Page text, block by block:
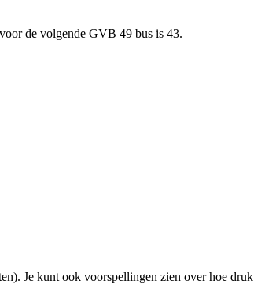
de volgende GVB 49 bus is 43.
Je kunt ook voorspellingen zien over hoe druk